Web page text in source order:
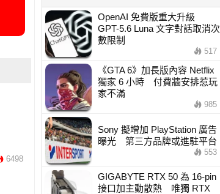
6498
OpenAI 免費版重大升級
GPT-5.6 Luna 文字對話取消次
數限制
517
《GTA 6》加長版內容 Netflix
獨家 6 小時 付費牆安排惹玩
家不滿
985
Sony 擬增加 PlayStation 廣告
曝光 第三方品牌或進駐平台
553
GIGABYTE RTX 50 為 16-pin
接口加主動散熱 唯獨 RTX